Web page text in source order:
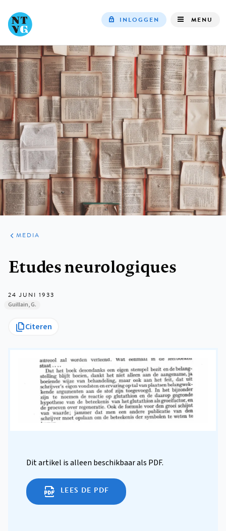
navigation
INLOGGEN MENU
ARTIKELEN
VARIA
MEDIA
Etudes neurologiques
24 JUNI 1933
Guillain, G.
Citeren
Dit artikel is alleen beschikbaar als PDF.
LEES DE PDF